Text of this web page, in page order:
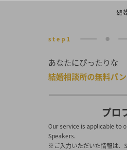
あなたにぴったりな
結婚相談所の無料パ
プロ
Our service is applicable to
Speakers.
※ご入力いただいた情報は、